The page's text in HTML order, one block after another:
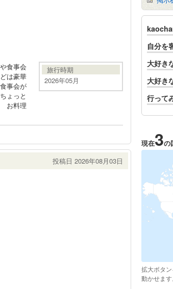
食事会
は豪華
事会が
ょっと
お料理
旅行時期
2026年05月
投稿日 2026年08月03日
自分を
大好き
大好き
行って
現在3の
拡大ボタ
動かせます